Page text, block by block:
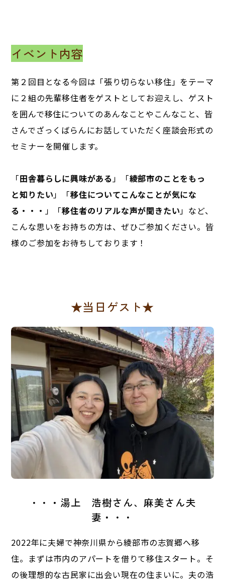
イベント内容
第２回目となる今回は「張り切らない移住」をテーマ
に２組の先輩移住者をゲストとしてお迎えし、ゲスト
を囲んで移住についてのあんなことやこんなこと、皆
さんでざっくばらんにお話していただく座談会形式の
セミナーを開催します。
「田舎暮らしに興味がある」「綾部市のことをもっ
と知りたい」「移住についてこんなことが気にな
る・・・ 」「移住者のリアルな声が聞きたい」など、
こんな思いをお持ちの方は、ぜひご参加ください。皆
様のご参加をお待ちしております！
★当日ゲスト★
・・ ・ 湯上 浩樹さん、麻美さん夫
妻 ・ ・・
2022年に夫婦で神奈川県から綾部市の志賀郷へ移
住。まずは市内のアパートを借りて移住スタート。そ
の後理想的な古民家に出会い現在の住まいに。夫の浩